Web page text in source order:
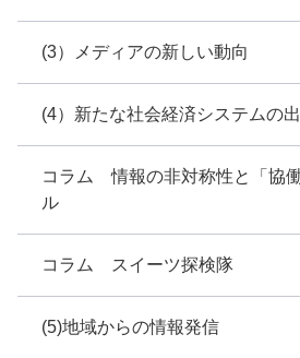
(3）メディアの新しい動向
(4）新たな社会経済システムの
コラム 情報の非対称性と「協
ル
コラム スイーツ探検隊
(5)地域からの情報発信